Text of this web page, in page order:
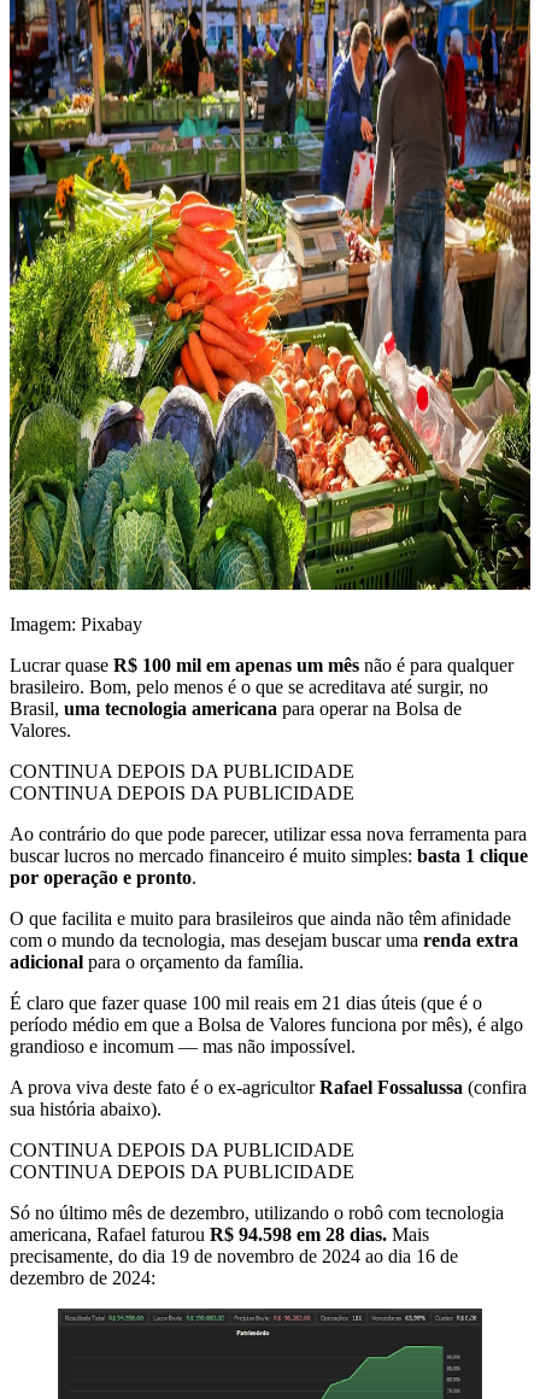
Imagem: Pixabay
Lucrar quase R$ 100 mil em apenas um mês não é para qualquer
brasileiro. Bom, pelo menos é o que se acreditava até surgir, no
Brasil, uma tecnologia americana para operar na Bolsa de
Valores.
CONTINUA DEPOIS DA PUBLICIDADE
CONTINUA DEPOIS DA PUBLICIDADE
Ao contrário do que pode parecer, utilizar essa nova ferramenta para
buscar lucros no mercado financeiro é muito simples: basta 1 clique
por operação e pronto.
O que facilita e muito para brasileiros que ainda não têm afinidade
com o mundo da tecnologia, mas desejam buscar uma renda extra
adicional para o orçamento da família.
É claro que fazer quase 100 mil reais em 21 dias úteis (que é o
período médio em que a Bolsa de Valores funciona por mês), é algo
grandioso e incomum — mas não impossível.
A prova viva deste fato é o ex-agricultorRafael Fossalussa (confira
sua história abaixo).
CONTINUA DEPOIS DA PUBLICIDADE
CONTINUA DEPOIS DA PUBLICIDADE
Só no último mês de dezembro, utilizando o robô com tecnologia
americana, Rafael faturou R$ 94.598 em 28 dias. Mais
precisamente, do dia 19 de novembro de 2024 ao dia 16 de
dezembro de 2024: